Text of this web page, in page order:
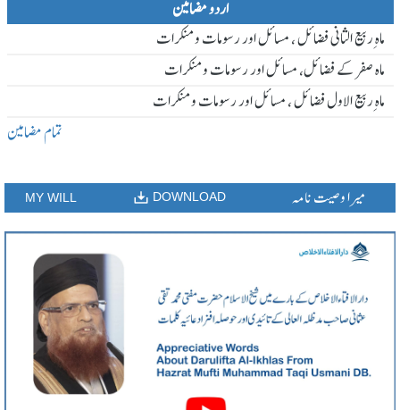
اردو مضامین
ماہ ِربیع الثانی فضائل ، مسائل اور رسومات و منکرات
ماہ صفر کے فضائل، مسائل اور رسومات و منکرات
ماہ ِربیع الاول فضائل ، مسائل اور رسومات و منکرات
تمام مضامین
MY WILL DOWNLOAD میرا وصیت نامہ